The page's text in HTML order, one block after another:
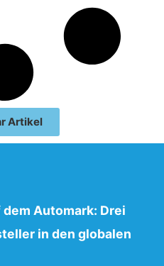
Artikel
Automark: Drei
in den globalen